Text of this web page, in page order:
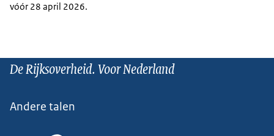
vóór 28 april 2026.
De Rijksoverheid. Voor Nederland
Andere talen